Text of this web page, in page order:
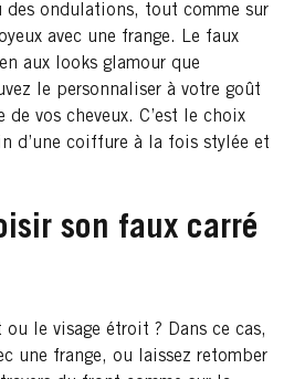
des ondulations, tout comme sur
avec une frange. Le faux
aux looks glamour que
le personnaliser à votre goût
de vos cheveux. C’est le choix
d’une coiffure à la fois stylée et
son faux carré
le visage étroit ? Dans ce cas,
une frange, ou laissez retomber